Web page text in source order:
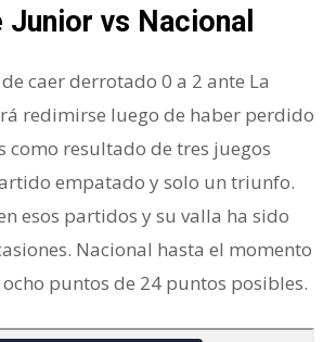
Junior vs Nacional
caer derrotado 0 a 2 ante La
redimirse luego de haber perdido
como resultado de tres juegos
empatado y solo un triunfo.
esos partidos y su valla ha sido
Nacional hasta el momento
ocho puntos de 24 puntos posibles.